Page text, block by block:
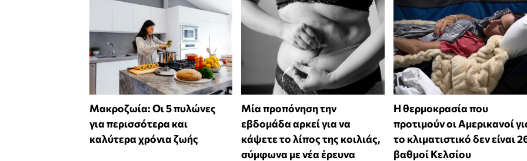
Mακροζωία: Οι 5 πυλώνες
για περισσότερα και
καλύτερα χρόνια ζωής
Μία προπόνηση την
εβδομάδα αρκεί για να
κάψετε το λίπος της κοιλιάς,
σύμφωνα με νέα έρευνα
Η θερμοκρασία που
προτιμούν οι Αμερικανοί
το κλιματιστικό δεν είναι
βαθμοί Κελσίου